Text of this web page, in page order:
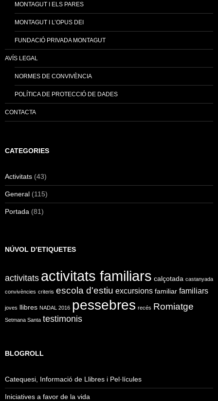
MONTAGUT I ELS PARES
MONTAGUT I L’OPUS DEI
FUNDACIÓ PRIVADA MONTAGUT
AVÍS LEGAL
NORMES DE CONVIVÈNCIA
POLÍTICA DE PROTECCIÓ DE DADES
CONTACTA
CATEGORIES
Activitats (43)
General (115)
Portada (81)
NÚVOL D’ETIQUETES
activitats activitats familiars calçotada castanyada
convivències criteris escola d'estiu excursions familiar familiars
joves llibres NADAL 2016 pessebres recés Romiatge
Setmana Santa testimonis
BLOGROLL
Catequesi, Informació de Llibres i Pel·lícules
Iniciatives a favor de la vida